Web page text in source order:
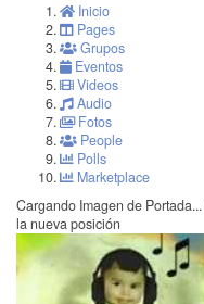
Inicio
Pages
Grupos
Eventos
Videos
Audio
Fotos
People
Polls
Marketplace
Cargando Imagen de Portada...
la nueva posición